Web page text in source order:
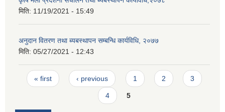
मिति: 11/19/2021 - 15:49
अनुदान वितरण तथा ब्यबस्थापन सम्बन्धि कार्यविधि, २०७७
मिति: 05/27/2021 - 12:43
Pages
« first ‹ previous 1 2 3
4 5